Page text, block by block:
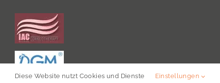
Diese Website nutzt Cookies und Dienste Einstellungen